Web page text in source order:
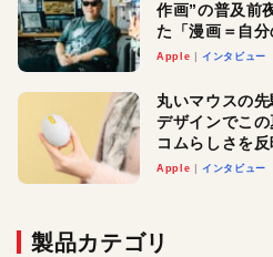
作画”の普及前
た「漫画＝自
『惨家』に込め
Apple インタビュー
丸いマウスの
デザインでこ
コムらしさを
Apple インタビュー
製品カテゴリ